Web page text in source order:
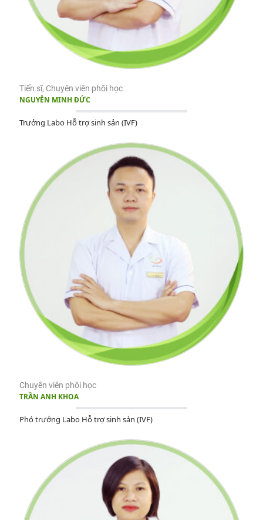
Tiến sĩ, Chuyên viên phôi học
NGUYỄN MINH ĐỨC
Trưởng Labo Hỗ trợ sinh sản (IVF)
Chuyên viên phôi học
TRẦN ANH KHOA
Phó trưởng Labo Hỗ trợ sinh sản (IVF)